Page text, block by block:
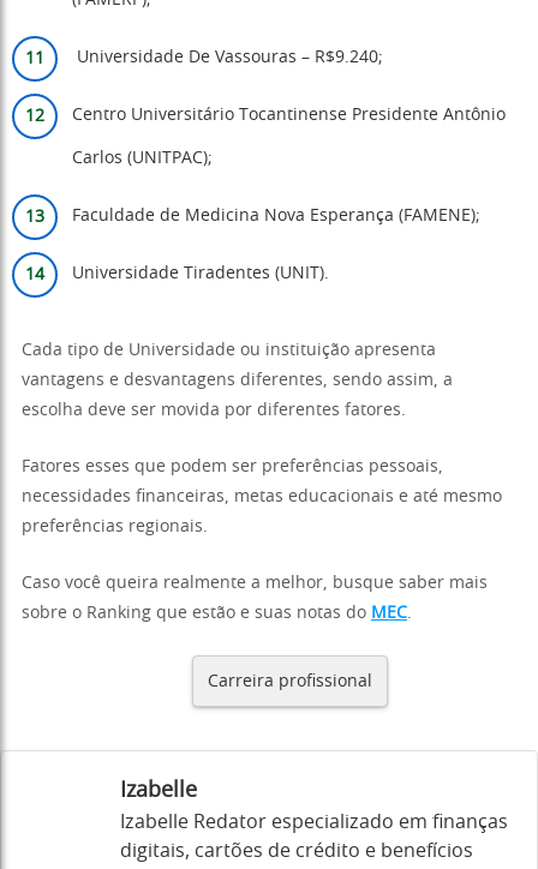
Universidade De Vassouras – R$9.240;
Centro Universitário Tocantinense Presidente Antônio
Carlos (UNITPAC);
Faculdade de Medicina Nova Esperança (FAMENE);
Universidade Tiradentes (UNIT).
Cada tipo de Universidade ou instituição apresenta
vantagens e desvantagens diferentes, sendo assim, a
escolha deve ser movida por diferentes fatores.
Fatores esses que podem ser preferências pessoais,
necessidades financeiras, metas educacionais e até mesmo
preferências regionais.
Caso você queira realmente a melhor, busque saber mais
sobre o Ranking que estão e suas notas do MEC.
Carreira profissional
Izabelle
Izabelle Redator especializado em finanças
digitais, cartões de crédito e benefícios